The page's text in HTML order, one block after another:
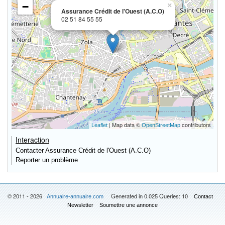
Assurance Crédit de l'Ouest (A.C.O)
02 51 84 55 55
×
−
Leaflet| Map data ©OpenStreetMap contributors
Interaction
Contacter Assurance Crédit de l'Ouest (A.C.O)
Reporter un problème
© 2011 - 2026 Annuaire-annuaire.com Generated in 0.025 Queries: 10
Contact
Newsletter
Soumettre une annonce